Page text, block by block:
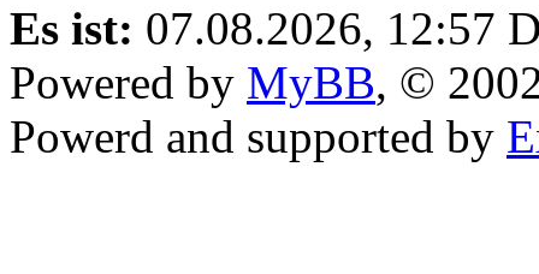
Es ist: 07.08.2026, 12:57
Powered by MyBB, ©
Powerd and supported by